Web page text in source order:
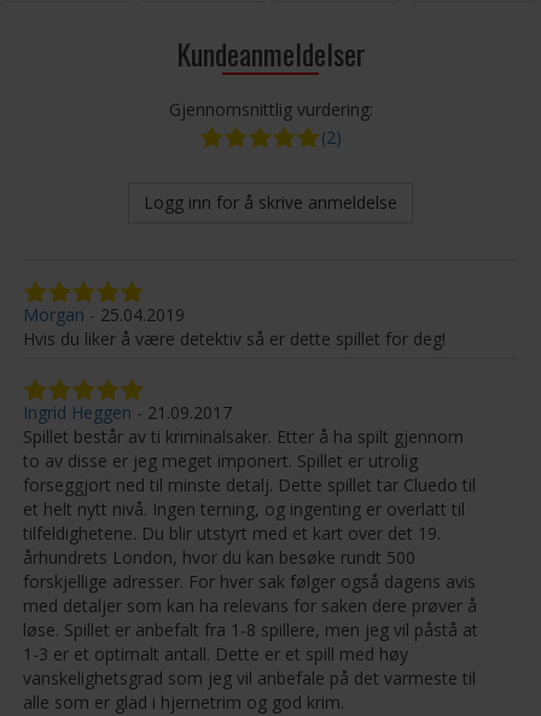
Kundeanmeldelser
Gjennomsnittlig vurdering:
(2)
Logg inn for å skrive anmeldelse
Morgan
25.04.2019
Hvis du liker å være detektiv så er dette spillet for deg!
Ingrid Heggen
21.09.2017
Spillet består av ti kriminalsaker. Etter å ha spilt gjennom
to av disse er jeg meget imponert. Spillet er utrolig
forseggjort ned til minste detalj. Dette spillet tar Cluedo til
et helt nytt nivå. Ingen terning, og ingenting er overlatt til
tilfeldighetene. Du blir utstyrt med et kart over det 19.
århundrets London, hvor du kan besøke rundt 500
forskjellige adresser. For hver sak følger også dagens avis
med detaljer som kan ha relevans for saken dere prøver å
løse. Spillet er anbefalt fra 1-8 spillere, men jeg vil påstå at
1-3 er et optimalt antall. Dette er et spill med høy
vanskelighetsgrad som jeg vil anbefale på det varmeste til
alle som er glad i hjernetrim og god krim.